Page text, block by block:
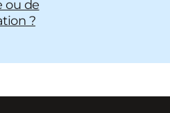
ou de
?